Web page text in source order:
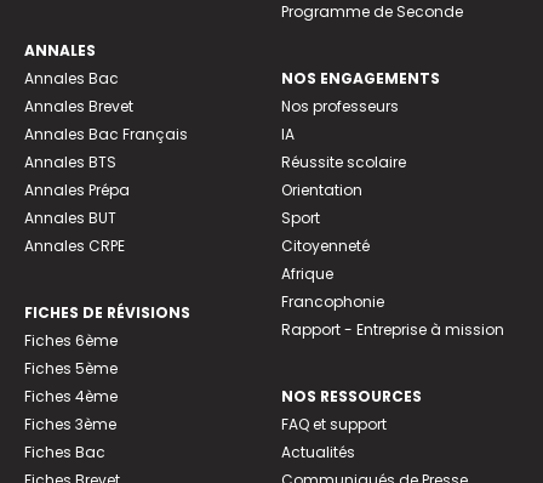
ANNALES
Annales Bac
Annales Brevet
Annales Bac Français
Annales BTS
Annales Prépa
Annales BUT
Annales CRPE
FICHES DE RÉVISIONS
Fiches 6ème
Fiches 5ème
Fiches 4ème
Fiches 3ème
Fiches Bac
Programme de Seconde
NOS ENGAGEMENTS
Nos professeurs
IA
Réussite scolaire
Orientation
Sport
Citoyenneté
Afrique
Francophonie
Rapport - Entreprise à mission
NOS RESSOURCES
FAQ et support
Actualités